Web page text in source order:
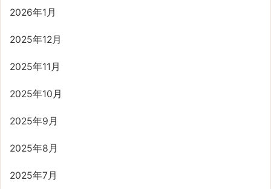
2026年1月
2025年12月
2025年11月
2025年10月
2025年9月
2025年8月
2025年7月